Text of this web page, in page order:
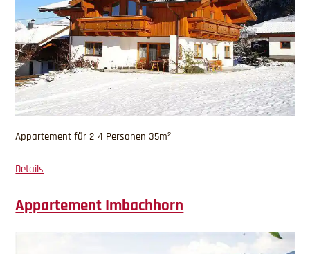
Appartement für 2-4 Personen 35m²
Details
Appartement Imbachhorn